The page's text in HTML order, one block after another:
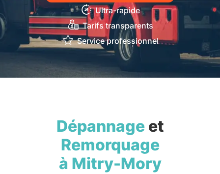
Ultra-rapide
Tarifs transparents
Service professionnel
Dépannageet
Remorquage
à Mitry-Mory